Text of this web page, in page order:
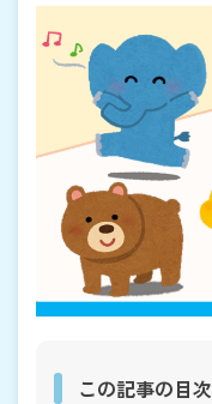
この記事の目次